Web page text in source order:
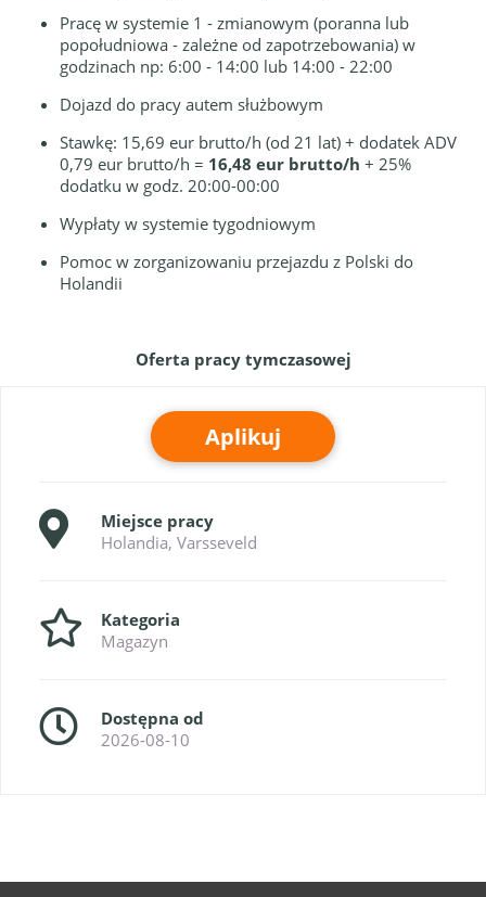
Pracę w systemie 1 - zmianowym (poranna lub
popołudniowa - zależne od zapotrzebowania) w
godzinach np: 6:00 - 14:00 lub 14:00 - 22:00
Dojazd do pracy autem służbowym
Stawkę: 15,69 eur brutto/h (od 21 lat) + dodatek ADV
0,79 eur brutto/h = 16,48 eur brutto/h + 25%
dodatku w godz. 20:00-00:00
Wypłaty w systemie tygodniowym
Pomoc w zorganizowaniu przejazdu z Polski do
Holandii
Oferta pracy tymczasowej
Aplikuj
Miejsce pracy
Holandia, Varsseveld
Kategoria
Magazyn
Dostępna od
2026-08-10